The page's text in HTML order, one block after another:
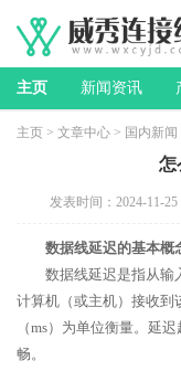
主页 新闻资讯
主页 > 文章中心 > 国内新闻
怎
发表时间：2024-11-25
数据线延迟的基本概
数据线延迟是指从输
计算机（或主机）接收到
（ms）为单位衡量。延
畅。